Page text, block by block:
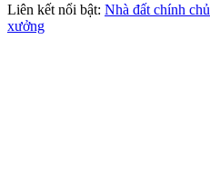
Liên kết nổi bật: Nhà đất chính chủ
xưởng